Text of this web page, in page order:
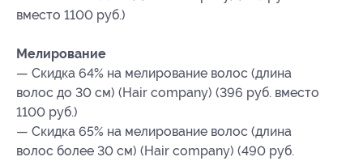
вместо 1100 руб.)
Мелирование
— Скидка 64% на мелирование волос (длина
волос до 30 см) (Hair company) (396 руб. вместо
1100 руб.)
— Скидка 65% на мелирование волос (длина
волос более 30 см) (Hair company) (490 руб.